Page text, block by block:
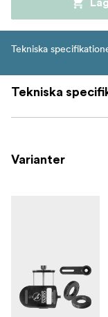
Tekniska
Tekniska
Varianter